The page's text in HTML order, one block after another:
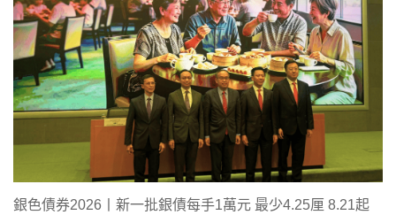
銀色債券2026丨新一批銀債每手1萬元 最少4.25厘 8.21起